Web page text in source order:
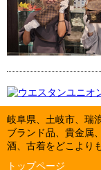
岐阜県、土岐市、瑞
ブランド品、貴金属
酒、古着をどこより
トップページ